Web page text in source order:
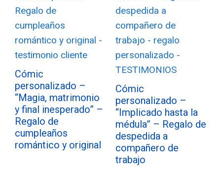
Cómic
personalizado –
“Magia, matrimonio
y final inesperado” –
Regalo de
cumpleaños
romántico y original
Cómic
personalizado –
“Implicado hasta la
médula” – Regalo de
despedida a
compañero de
trabajo